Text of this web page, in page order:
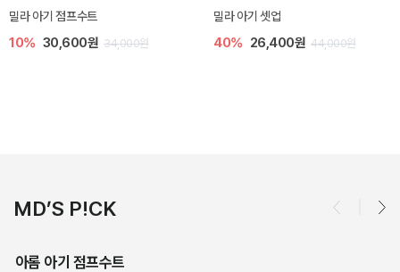
토닉 아기 민소매 티셔츠
20% 11,200원 14,000원
베티 니트 아기 민소매 티셔츠
10% 24,300원 27,000원
MD’S P!CK
아롬 아기 점프수트